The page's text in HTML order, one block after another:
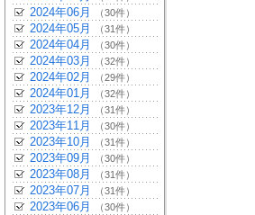
2024年06月 （30件）
2024年05月 （31件）
2024年04月 （30件）
2024年03月 （32件）
2024年02月 （29件）
2024年01月 （32件）
2023年12月 （31件）
2023年11月 （30件）
2023年10月 （31件）
2023年09月 （30件）
2023年08月 （31件）
2023年07月 （31件）
2023年06月 （30件）